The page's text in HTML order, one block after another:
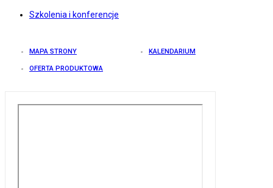
Szkolenia i konferencje
MAPA STRONY KALENDARIUM
OFERTA PRODUKTOWA